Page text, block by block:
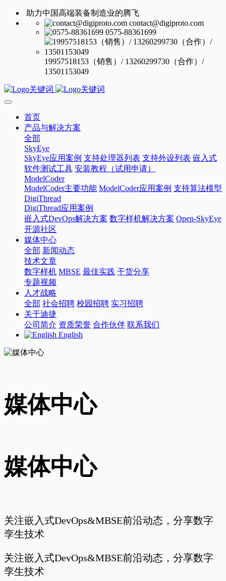
助力中国高端装备制造业的腾飞
contact@digiproto.com
0575-88361699
19957518153（销售）/ 13260299730（合作）/
13501153049
首页
产品与解决方案
全部
SkyEye
SkyEye应用案例 支持处理器列表 支持外设列表 嵌入式
软件测试工具 安装教程（试用申请）
ModelCoder
ModelCoder主要功能 ModelCoder应用案例 支持算法模型
DigiThread
DigiThread应用案例
嵌入式DevOps解决方案 数字样机解决方案 Open-SkyEye
开源社区
媒体中心
全部 新闻动态
技术文章
数字样机 MBSE 最佳实践 干货分享
专题视频
人才战略
全部 社会招聘 校园招聘 实习招聘
关于迪捷
公司简介 资质荣誉 合作伙伴 联系我们
English
媒体中心
媒体中心
关注嵌入式DevOps&MBSE前沿动态，分享数字
孪生技术
关注嵌入式DevOps&MBSE前沿动态，分享数字
孪生技术